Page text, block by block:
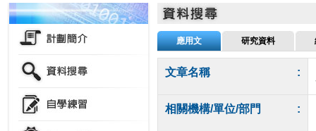
應用文 研究資料
文章名稱 :
相關機構/單位/部門 :